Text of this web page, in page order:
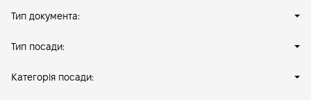
Тип документа:
Тип посади:
Категорія посади: